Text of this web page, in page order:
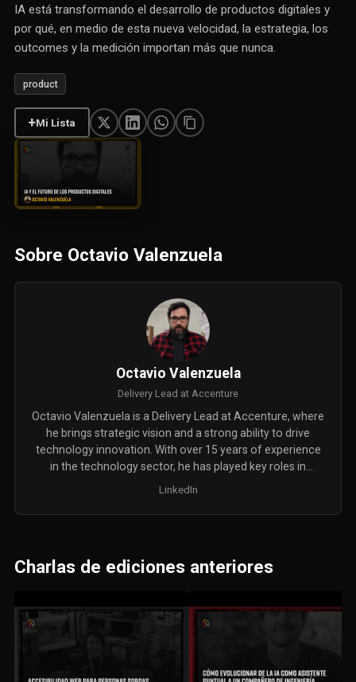
IA está transformando el desarrollo de productos digitales y
por qué, en medio de esta nueva velocidad, la estrategia, los
outcomes y la medición importan más que nunca.
product
+Mi Lista
Sobre Octavio Valenzuela
Octavio Valenzuela
Delivery Lead at Accenture
Octavio Valenzuela is a Delivery Lead at Accenture, where
he brings strategic vision and a strong ability to drive
technology innovation. With over 15 years of experience
in the technology sector, he has played key roles in
enabling DevOps culture, accelerating delivery and
digital products across multiple teams. Prior to joining
Manager at JetSMART SpA and Systems Manager at
LinkedIn
Charlas de ediciones anteriores